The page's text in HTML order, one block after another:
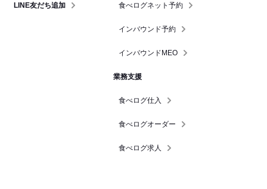
LINE友だち追加 食べログネット予約
インバウンド予約
インバウンドMEO
業務支援
食べログ仕入
食べログオーダー
食べログ求人